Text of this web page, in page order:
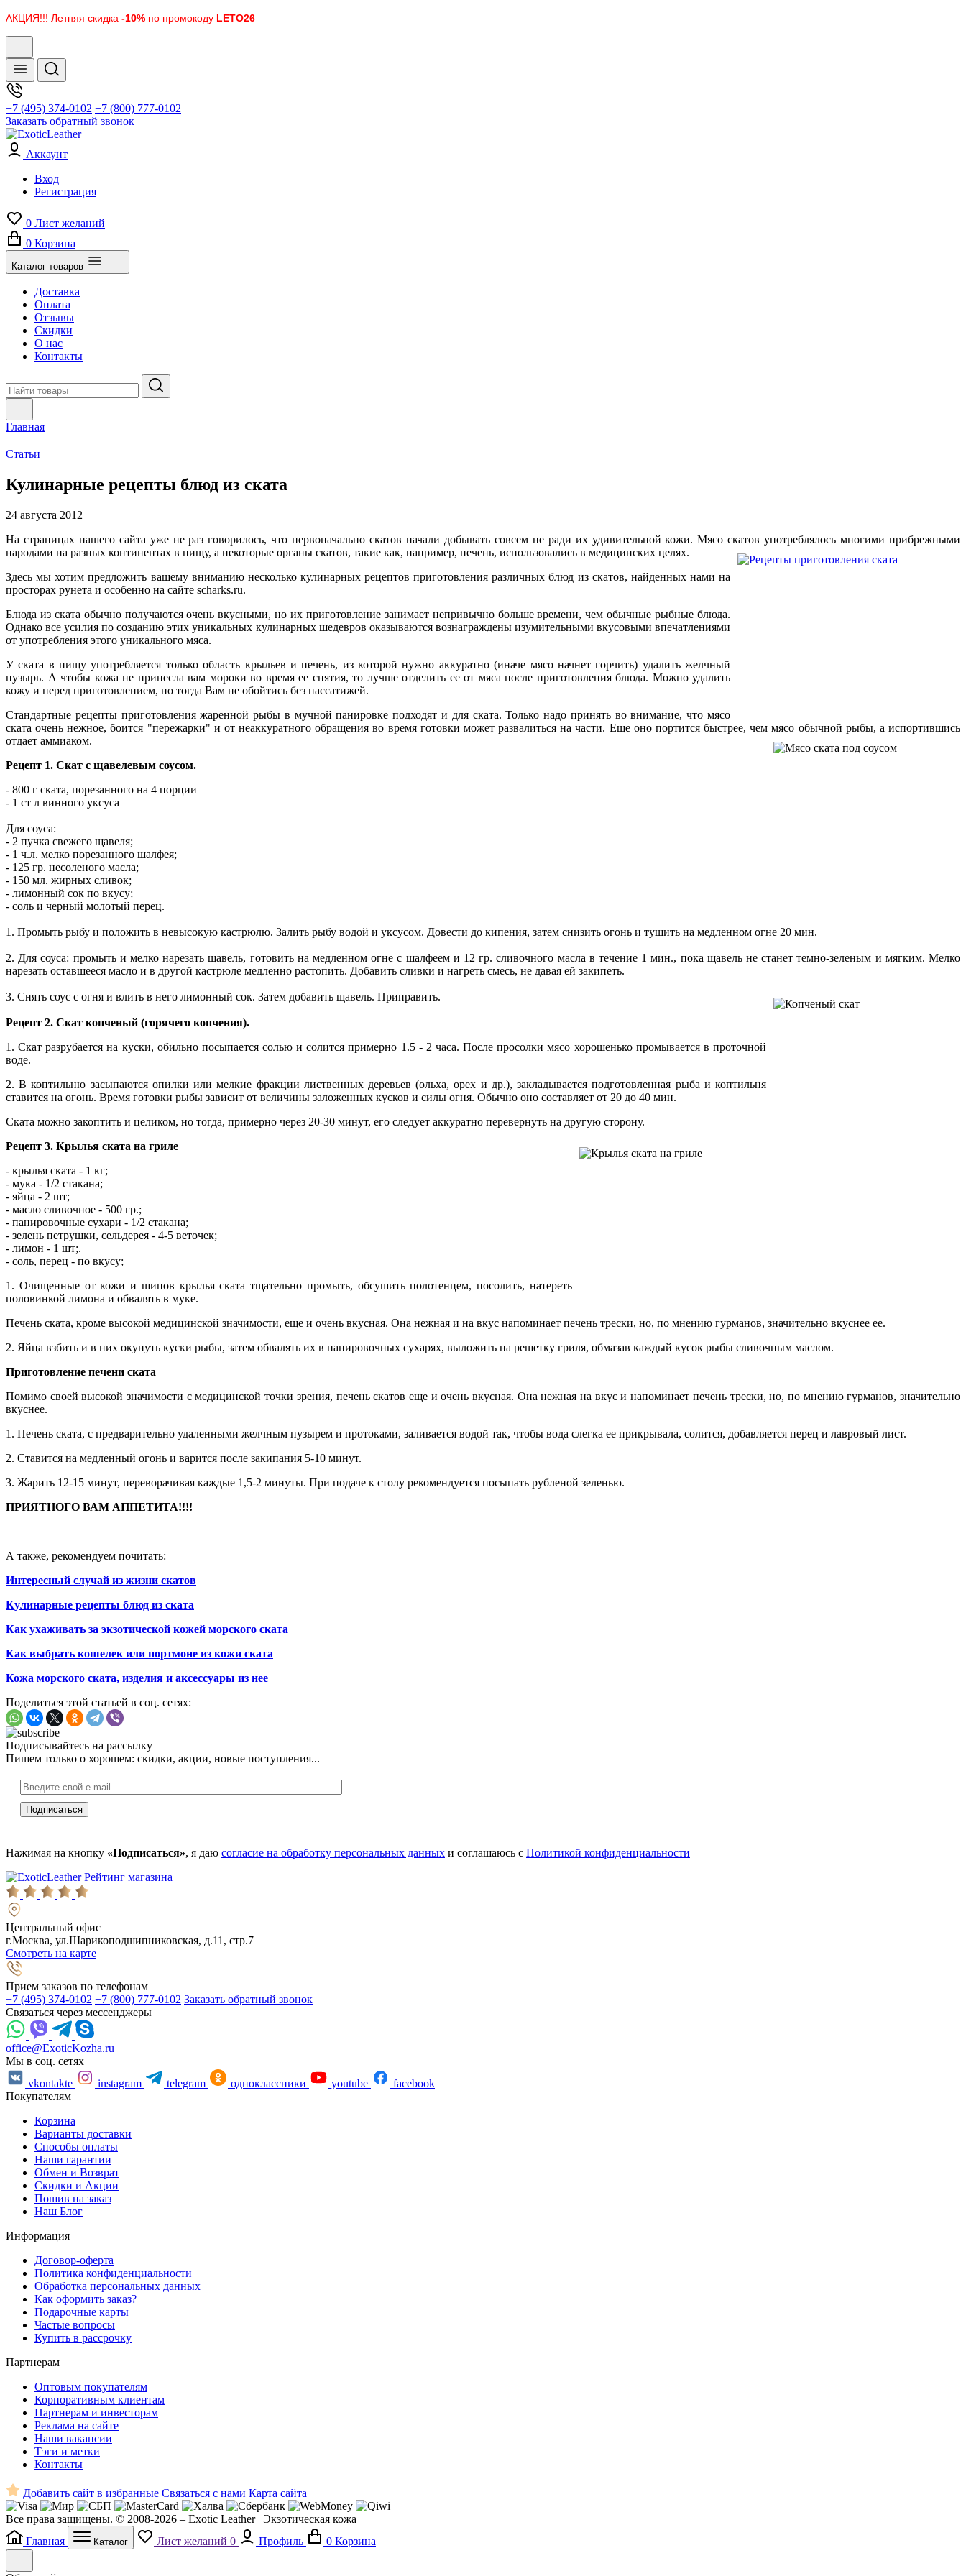
АКЦИЯ!!! Летняя скидка -10% по промокоду LETO26
+7 (495) 374-0102 +7 (800) 777-0102
Заказать обратный звонок
Аккаунт
Вход
Регистрация
0 Лист желаний
0 Корзина
Каталог товаров
Доставка
Оплата
Отзывы
Скидки
О нас
Контакты
Главная
Статьи
Кулинарные рецепты блюд из ската
24 августа 2012
На страницах нашего сайта уже не раз говорилось, что первоначально скатов начали добывать совсем не ради их удивительной кожи. Мясо скатов употреблялось многими прибрежными
народами на разных континентах в пищу, а некоторые органы скатов, такие как, например, печень, использовались в медицинских целях.
Здесь мы хотим предложить вашему вниманию несколько кулинарных рецептов приготовления различных блюд из скатов, найденных нами на
просторах рунета и особенно на сайте scharks.ru.
Блюда из ската обычно получаются очень вкусными, но их приготовление занимает непривычно больше времени, чем обычные рыбные блюда.
Однако все усилия по созданию этих уникальных кулинарных шедевров оказываются вознаграждены изумительными вкусовыми впечатлениями
от употребления этого уникального мяса.
У ската в пищу употребляется только область крыльев и печень, из которой нужно аккуратно (иначе мясо начнет горчить) удалить желчный
пузырь. А чтобы кожа не принесла вам мороки во время ее снятия, то лучше отделить ее от мяса после приготовления блюда. Можно удалить
кожу и перед приготовлением, но тогда Вам не обойтись без пассатижей.
Стандартные рецепты приготовления жаренной рыбы в мучной панировке подходят и для ската. Только надо принять во внимание, что мясо
ската очень нежное, боится "пережарки" и от неаккуратного обращения во время готовки может развалиться на части. Еще оно портится быстрее, чем мясо обычной рыбы, а испортившись
отдает аммиаком.
Рецепт 1. Скат с щавелевым соусом.
- 800 г ската, порезанного на 4 порции
- 1 ст л винного уксуса
Для соуса:
- 2 пучка свежего щавеля;
- 1 ч.л. мелко порезанного шалфея;
- 125 гр. несоленого масла;
- 150 мл. жирных сливок;
- лимонный сок по вкусу;
- соль и черный молотый перец.
1. Промыть рыбу и положить в невысокую кастрюлю. Залить рыбу водой и уксусом. Довести до кипения, затем снизить огонь и тушить на медленном огне 20 мин.
2. Для соуса: промыть и мелко нарезать щавель, готовить на медленном огне с шалфеем и 12 гр. сливочного масла в течение 1 мин., пока щавель не станет темно-зеленым и мягким. Мелко
нарезать оставшееся масло и в другой кастрюле медленно растопить. Добавить сливки и нагреть смесь, не давая ей закипеть.
3. Снять соус с огня и влить в него лимонный сок. Затем добавить щавель. Приправить.
Рецепт 2. Скат копченый (горячего копчения).
1. Скат разрубается на куски, обильно посыпается солью и солится примерно 1.5 - 2 часа. После просолки мясо хорошенько промывается в проточной
воде.
2. В коптильню засыпаются опилки или мелкие фракции лиственных деревьев (ольха, орех и др.), закладывается подготовленная рыба и коптильня
ставится на огонь. Время готовки рыбы зависит от величины заложенных кусков и силы огня. Обычно оно составляет от 20 до 40 мин.
Ската можно закоптить и целиком, но тогда, примерно через 20-30 минут, его следует аккуратно перевернуть на другую сторону.
Рецепт 3. Крылья ската на гриле
- крылья ската - 1 кг;
- мука - 1/2 стакана;
- яйца - 2 шт;
- масло сливочное - 500 гр.;
- панировочные сухари - 1/2 стакана;
- зелень петрушки, сельдерея - 4-5 веточек;
- лимон - 1 шт;.
- соль, перец - по вкусу;
1. Очищенные от кожи и шипов крылья ската тщательно промыть, обсушить полотенцем, посолить, натереть
половинкой лимона и обвалять в муке.
Печень ската, кроме высокой медицинской значимости, еще и очень вкусная. Она нежная и на вкус напоминает печень трески, но, по мнению гурманов, значительно вкуснее ее.
2. Яйца взбить и в них окунуть куски рыбы, затем обвалять их в панировочных сухарях, выложить на решетку гриля, обмазав каждый кусок рыбы сливочным маслом.
Приготовление печени ската
Помимо своей высокой значимости с медицинской точки зрения, печень скатов еще и очень вкусная. Она нежная на вкус и напоминает печень трески, но, по мнению гурманов, значительно
вкуснее.
1. Печень ската, с предварительно удаленными желчным пузырем и протоками, заливается водой так, чтобы вода слегка ее прикрывала, солится, добавляется перец и лавровый лист.
2. Ставится на медленный огонь и варится после закипания 5-10 минут.
3. Жарить 12-15 минут, переворачивая каждые 1,5-2 минуты. При подаче к столу рекомендуется посыпать рубленой зеленью.
ПРИЯТНОГО ВАМ АППЕТИТА!!!!
А также, рекомендуем почитать:
Интересный случай из жизни скатов
Кулинарные рецепты блюд из ската
Как ухаживать за экзотической кожей морского ската
Как выбрать кошелек или портмоне из кожи ската
Кожа морского ската, изделия и аксессуары из нее
Поделиться этой статьей в соц. сетях:
Подписывайтесь на рассылку
Пишем только о хорошем: скидки, акции, новые поступления...
Нажимая на кнопку «Подписаться», я даю согласие на обработку персональных данных и соглашаюсь с Политикой конфиденциальности
Рейтинг магазина
Центральный офис
г.Москва, ул.Шарикоподшипниковская, д.11, стр.7
Смотреть на карте
Прием заказов по телефонам
+7 (495) 374-0102 +7 (800) 777-0102 Заказать обратный звонок
Связаться через мессенджеры
office@ExoticKozha.ru
Мы в соц. сетях
vkontakte
instagram telegram одноклассники youtube
facebook
Покупателям
Корзина
Варианты доставки
Способы оплаты
Наши гарантии
Обмен и Возврат
Скидки и Акции
Пошив на заказ
Наш Блог
Информация
Договор-оферта
Политика конфиденциальности
Обработка персональных данных
Как оформить заказ?
Подарочные карты
Частые вопросы
Купить в рассрочку
Партнерам
Оптовым покупателям
Корпоративным клиентам
Партнерам и инвесторам
Реклама на сайте
Наши вакансии
Тэги и метки
Контакты
Добавить сайт в избранные Связаться с нами Карта сайта
Все права защищены. © 2008-2026 – Exotic Leather | Экзотическая кожа
Главная
Каталог Лист желаний 0 Профиль 0 Корзина